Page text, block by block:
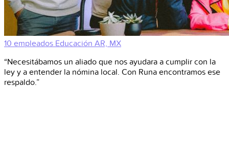
10 empleados Educación AR, MX
“Necesitábamos un aliado que nos ayudara a cumplir con la
ley y a entender la nómina local. Con Runa encontramos ese
respaldo.”